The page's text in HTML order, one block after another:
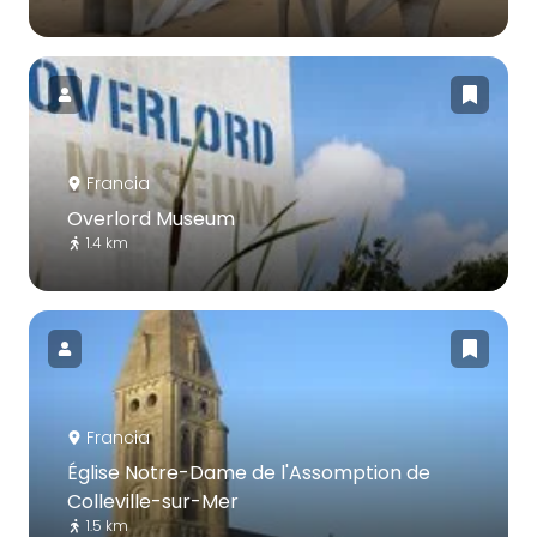
Francia
Overlord Museum
1.4 km
Francia
Église Notre-Dame de l'Assomption de
Colleville-sur-Mer
1.5 km